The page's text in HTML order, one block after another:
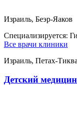
Израиль, Беэр-Яаков
Специализируется:
Все врачи клиники
Израиль, Петах-Тиква
Детский